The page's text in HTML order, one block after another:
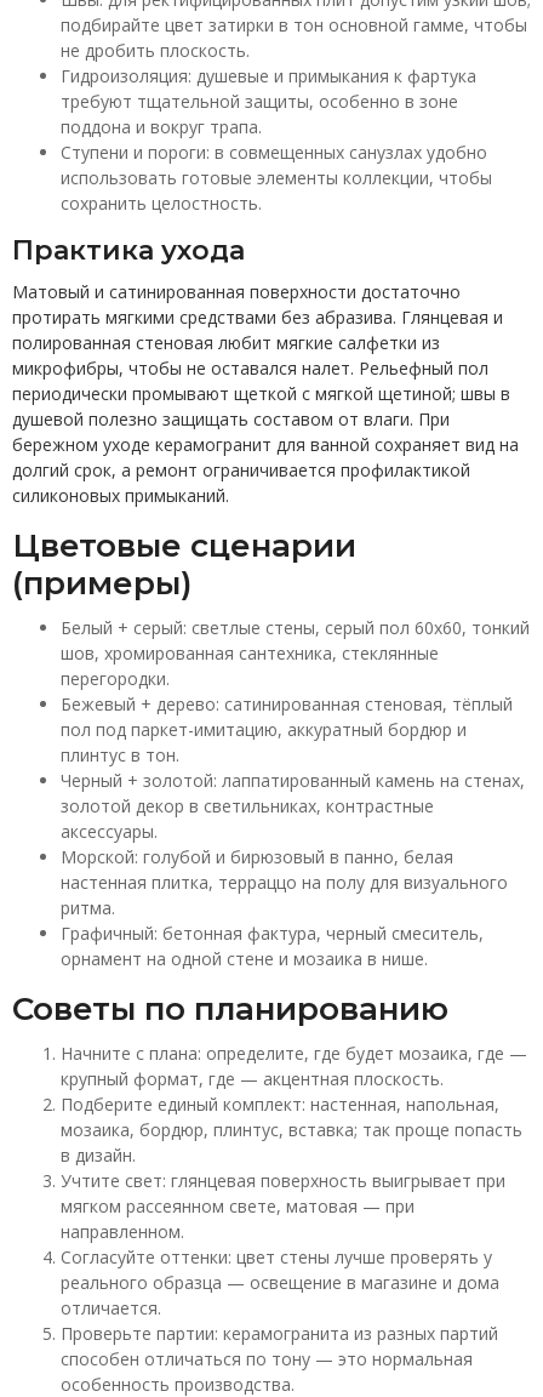
подбирайте цвет затирки в тон основной гамме, чтобы
не дробить плоскость.
Гидроизоляция: душевые и примыкания к фартука
требуют тщательной защиты, особенно в зоне
поддона и вокруг трапа.
Ступени и пороги: в совмещенных санузлах удобно
использовать готовые элементы коллекции, чтобы
сохранить целостность.
Практика ухода
Матовый и сатинированная поверхности достаточно
протирать мягкими средствами без абразива. Глянцевая и
полированная стеновая любит мягкие салфетки из
микрофибры, чтобы не оставался налет. Рельефный пол
периодически промывают щеткой с мягкой щетиной; швы в
душевой полезно защищать составом от влаги. При
бережном уходе керамогранит для ванной сохраняет вид на
долгий срок, а ремонт ограничивается профилактикой
силиконовых примыканий.
Цветовые сценарии
(примеры)
Белый + серый: светлые стены, серый пол 60x60, тонкий
шов, хромированная сантехника, стеклянные
перегородки.
Бежевый + дерево: сатинированная стеновая, тёплый
пол под паркет-имитацию, аккуратный бордюр и
плинтус в тон.
Черный + золотой: лаппатированный камень на стенах,
золотой декор в светильниках, контрастные
аксессуары.
Морской: голубой и бирюзовый в панно, белая
настенная плитка, терраццо на полу для визуального
ритма.
Графичный: бетонная фактура, черный смеситель,
орнамент на одной стене и мозаика в нише.
Советы по планированию
Начните с плана: определите, где будет мозаика, где —
крупный формат, где — акцентная плоскость.
Подберите единый комплект: настенная, напольная,
мозаика, бордюр, плинтус, вставка; так проще попасть
в дизайн.
Учтите свет: глянцевая поверхность выигрывает при
мягком рассеянном свете, матовая — при
направленном.
Согласуйте оттенки: цвет стены лучше проверять у
реального образца — освещение в магазине и дома
отличается.
Проверьте партии: керамогранита из разных партий
способен отличаться по тону — это нормальная
особенность производства.